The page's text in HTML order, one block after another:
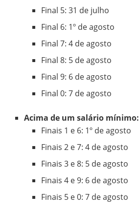
Final 5: 31 de julho
Final 6: 1º de agosto
Final 7: 4 de agosto
Final 8: 5 de agosto
Final 9: 6 de agosto
Final 0: 7 de agosto
Acima de um salário mínimo:
Finais 1 e 6: 1º de agosto
Finais 2 e 7: 4 de agosto
Finais 3 e 8: 5 de agosto
Finais 4 e 9: 6 de agosto
Finais 5 e 0: 7 de agosto